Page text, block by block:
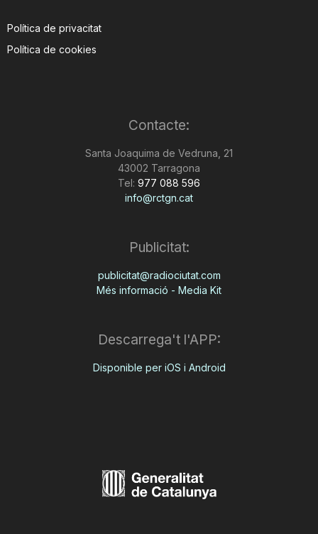
Política de privacitat
Política de cookies
Contacte:
Santa Joaquima de Vedruna, 21
43002 Tarragona
Tel: 977 088 596
info@rctgn.cat
Publicitat:
publicitat@radiociutat.com
Més informació - Media Kit
Descarrega't l'APP:
Disponible per iOS i Android